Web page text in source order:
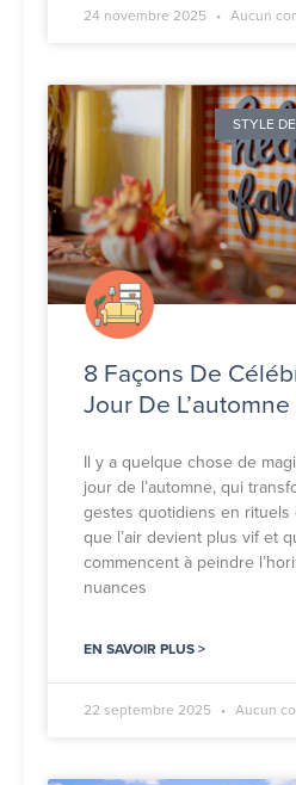
24 novembre 2025 Aucun
STYLE
8 Façons De
Jour De
Il y a quelque chose de
jour de l’automne, qui
gestes quotidiens en
que l’air devient plus vif et
commencent à peindre
nuances
EN SAVOIR PLUS >
22 septembre 2025 Aucun